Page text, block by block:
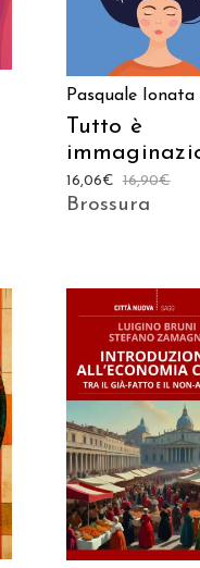
Pasquale Ionata
Tutto è
16,90€
16,06€
Brossura
AGGIUNGI AL